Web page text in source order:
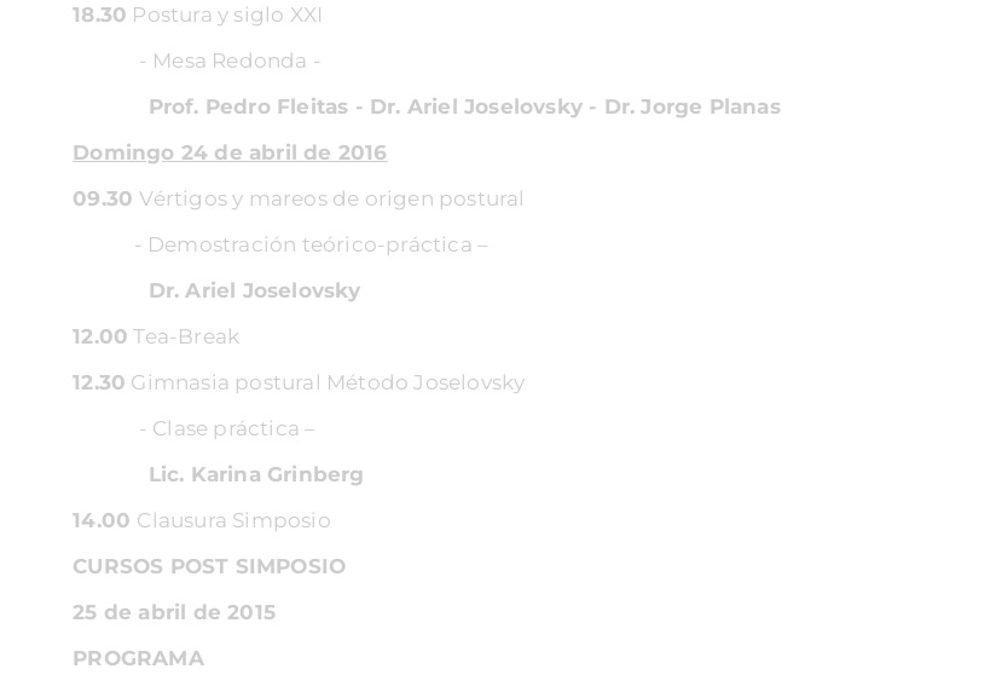
18.30 Postura y siglo XXI
- Mesa Redonda -
Prof. Pedro Fleitas - Dr. Ariel Joselovsky - Dr. Jorge Planas
Domingo 24 de abril de 2016
09.30Vértigos y mareos de origen postural
- Demostración teórico-práctica –
Dr. Ariel Joselovsky
12.00 Tea-Break
12.30 Gimnasia postural Método Joselovsky
- Clase práctica –
Lic. Karina Grinberg
14.00 Clausura Simposio
CURSOS POST SIMPOSIO
25 de abril de 2015
PROGRAMA